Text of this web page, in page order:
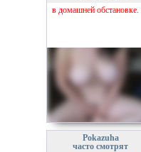
в домашней обстановке.
Pokazuha
часто смотрят